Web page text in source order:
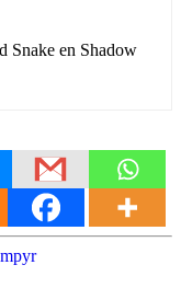
Snake en Shadow